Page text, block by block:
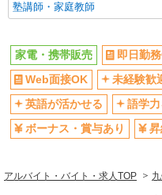
塾講師・家庭教師
家電・携帯販売 即日勤
Web面接OK
未経験歓
英語が活かせる
語学力
ボーナス・賞与あり
昇
アルバイト・バイト・求人TOP